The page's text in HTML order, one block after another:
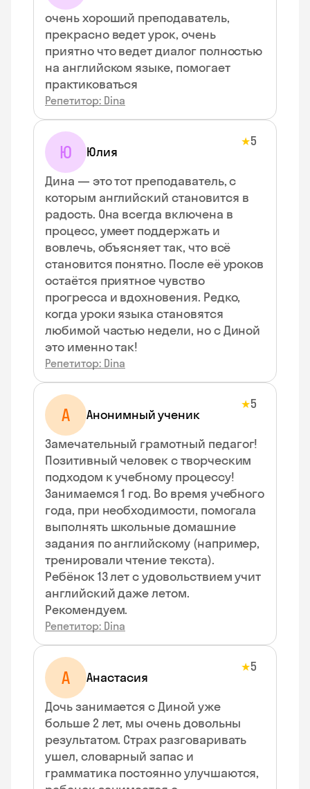
очень хороший преподаватель,
прекрасно ведет урок, очень
приятно что ведет диалог полностью
на английском языке, помогает
практиковаться
Репетитор: Dina
Ю Юлия
★5
Дина — это тот преподаватель, с
которым английский становится в
радость. Она всегда включена в
процесс, умеет поддержать и
вовлечь, объясняет так, что всё
становится понятно. После её уроков
остаётся приятное чувство
прогресса и вдохновения. Редко,
когда уроки языка становятся
любимой частью недели, но с Диной
это именно так!
Репетитор: Dina
А Анонимный ученик
★5
Замечательный грамотный педагог!
Позитивный человек с творческим
подходом к учебному процессу!
Занимаемся 1 год. Во время учебного
года, при необходимости, помогала
выполнять школьные домашние
задания по английскому (например,
тренировали чтение текста).
Ребёнок 13 лет с удовольствием учит
английский даже летом.
Рекомендуем.
Репетитор: Dina
А Анастасия
★5
Дочь занимается с Диной уже
больше 2 лет, мы очень довольны
результатом. Страх разговаривать
ушел, словарный запас и
грамматика постоянно улучшаются,